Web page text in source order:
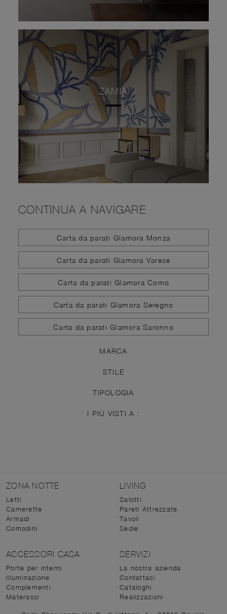
ZAMIA
CONTINUA A NAVIGARE
Carta da parati Glamora Monza
Carta da parati Glamora Varese
Carta da parati Glamora Como
Carta da parati Glamora Seregno
Carta da parati Glamora Saronno
MARCA
STILE
TIPOLOGIA
I PIÙ VISTI A :
ZONA NOTTE
Letti
Camerette
Armadi
Comodini
LIVING
Salotti
Pareti Attrezzate
Tavoli
Sedie
ACCESSORI CASA
Porte per interni
Illuminazione
Complementi
Materassi
SERVIZI
La nostra azienda
Contattaci
Cataloghi
Realizzazioni